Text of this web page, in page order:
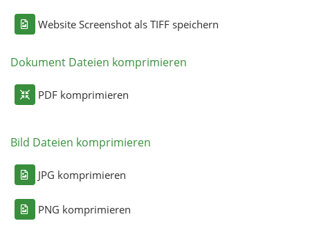
Website Screenshot als TIFF speichern
Dokument Dateien komprimieren
PDF komprimieren
Bild Dateien komprimieren
JPG komprimieren
PNG komprimieren